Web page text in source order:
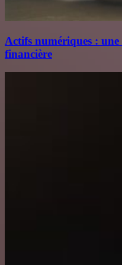
Actifs numériques :
financière